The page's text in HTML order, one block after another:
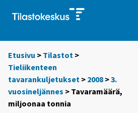
Etusivu > Tilastot >
Tieliikenteen
tavarankuljetukset > 2008 >3.
vuosineljännes > Tavaramäärä,
miljoonaa tonnia